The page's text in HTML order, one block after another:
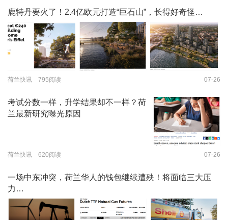
鹿特丹要火了！2.4亿欧元打造“巨石山”，长得好奇怪…
荷兰快讯 795阅读 07-26
考试分数一样，升学结果却不一样？荷
兰最新研究曝光原因
荷兰快讯 620阅读 07-26
一场中东冲突，荷兰华人的钱包继续遭殃！将面临三大压
力…